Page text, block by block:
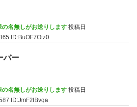
名無しがお送りします 投稿日
ID:BuOF7Otz0
バー
名無しがお送りします 投稿日
ID:JmF2lBvqa